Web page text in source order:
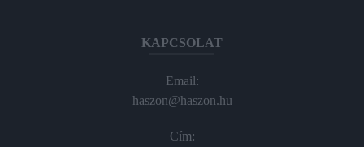
KAPCSOLAT
Email:
haszon@haszon.hu
Cím: